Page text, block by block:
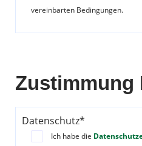
vereinbarten Bedingungen.
Zustimmung
Datenschutz*
Ich habe die